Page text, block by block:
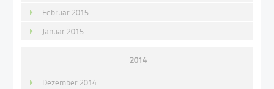
Februar 2015
Januar 2015
2014
Dezember 2014